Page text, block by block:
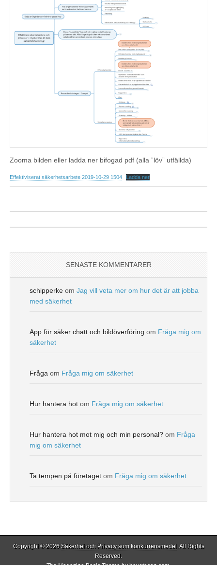
Zooma bilden eller ladda ner bifogad pdf (alla ”löv” utfällda)
Effektiviserat säkerhetsarbete 2019-10-29 1504 Ladda ner
SENASTE KOMMENTARER
schipperke om Jag vill veta mer om hur det är att jobba
med säkerhet
App för säker chatt och bildöverföring om Fråga mig om
säkerhet
Fråga om Fråga mig om säkerhet
Hur hantera hot om Fråga mig om säkerhet
Hur hantera hot mot mig och min personal? om Fråga
mig om säkerhet
Ta tempen på företaget om Fråga mig om säkerhet
Copyright © 2026 Säkerhet och Privacy som konkurrensmedel. All Rights
Reserved.
The Magazine Basic Theme bybavotasan.com.